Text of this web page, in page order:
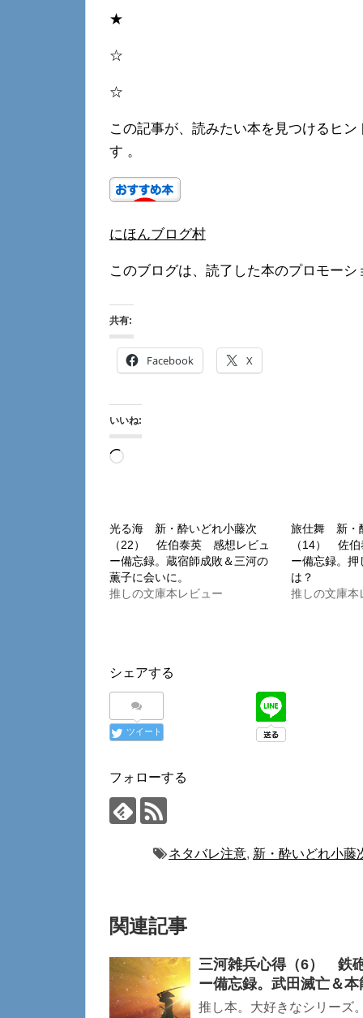
★
☆
☆
この記事が、読みたい本を見つけるヒ
す 。
にほんブログ村
このブログは、読了した本のプロモー
共有:
Facebook X
いいね:
読
み
中…
光る海 新・酔いどれ小藤次
（22） 佐伯泰英 感想レビュ
ー備忘録。蔵宿師成敗＆三河の
薫子に会いに。
推しの文庫本レビュー
旅仕舞 新・
（14） 佐
ー備忘録。
は？
推しの文庫本
シェアする
ツイート
フォローする
ネタバレ注意, 新・酔いどれ小藤
関連記事
三河雑兵心得（6） 鉄
ー備忘録。武田滅亡＆
推し本。大好きなシリーズ